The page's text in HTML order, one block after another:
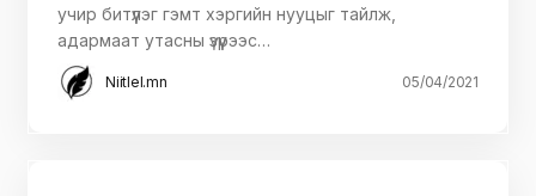
учир битүүлэг гэмт хэргийн нууцыг тайлж,
адармаат утасны үзүүрээс…
Niitlel.mn 05/04/2021